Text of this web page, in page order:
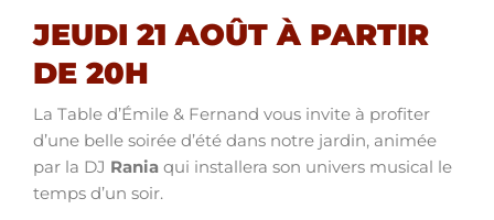
JEUDI 21 AOÛT À PARTIR
DE 20H
La Table d’Émile & Fernand vous invite à profiter
d’une belle soirée d’été dans notre jardin, animée
par la DJ Rania qui installera son univers musical le
temps d’un soir.